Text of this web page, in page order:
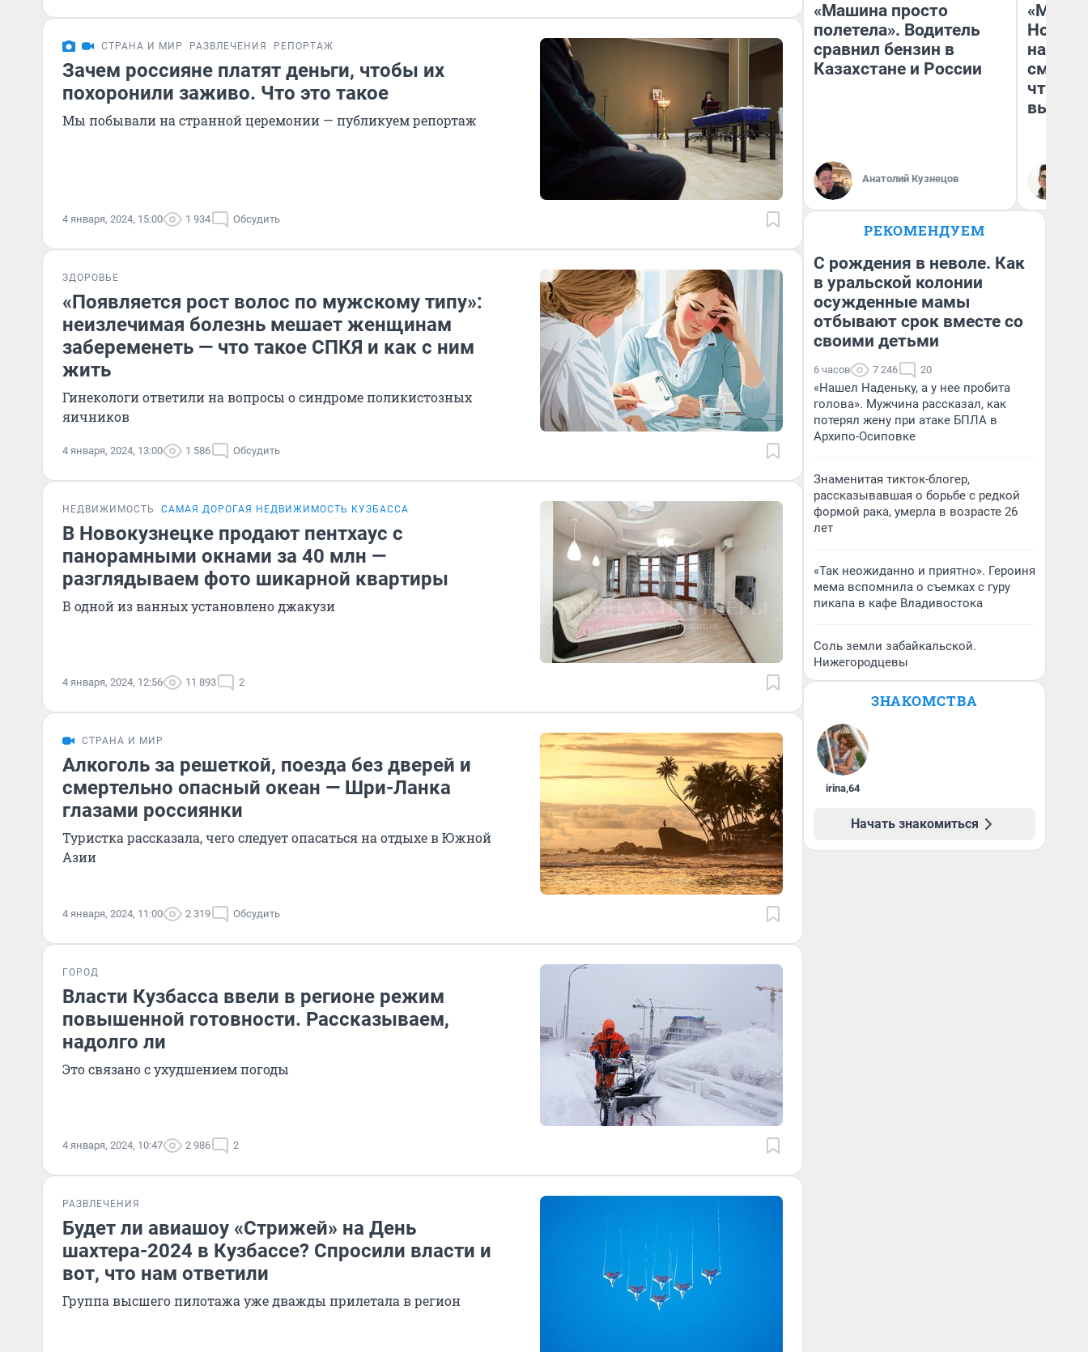
СТРАНА И МИР РАЗВЛЕЧЕНИЯ РЕПОРТАЖ
Зачем россияне платят деньги, чтобы их
похоронили заживо. Что это такое
Мы побывали на странной церемонии — публикуем репортаж
4 января, 2024, 15:00 1 934 Обсудить
ЗДОРОВЬЕ
«Появляется рост волос по мужскому типу»:
неизлечимая болезнь мешает женщинам
забеременеть — что такое СПКЯ и как с ним
жить
Гинекологи ответили на вопросы о синдроме поликистозных
яичников
4 января, 2024, 13:00 1 586 Обсудить
НЕДВИЖИМОСТЬ САМАЯ ДОРОГАЯ НЕДВИЖИМОСТЬ КУЗБАССА
В Новокузнецке продают пентхаус с
панорамными окнами за 40 млн —
разглядываем фото шикарной квартиры
В одной из ванных установлено джакузи
4 января, 2024, 12:56 11 893 2
СТРАНА И МИР
Алкоголь за решеткой, поезда без дверей и
смертельно опасный океан — Шри-Ланка
глазами россиянки
Туристка рассказала, чего следует опасаться на отдыхе в Южной
Азии
4 января, 2024, 11:00 2 319 Обсудить
ГОРОД
Власти Кузбасса ввели в регионе режим
повышенной готовности. Рассказываем,
надолго ли
Это связано с ухудшением погоды
4 января, 2024, 10:47 2 986 2
РАЗВЛЕЧЕНИЯ
Будет ли авиашоу «Стрижей» на День
шахтера-2024 в Кузбассе? Спросили власти и
вот, что нам ответили
Группа высшего пилотажа уже дважды прилетала в регион
«Машина просто
полетела». Водитель
сравнил бензин в
Казахстане и России
Анатолий Кузнецов
«Мы
чтобы
РЕКОМЕНДУЕМ
С рождения в неволе. Как
в уральской колонии
осужденные мамы
отбывают срок вместе со
своими детьми
6 часов 7 246 20
«Нашел Наденьку, а у нее пробита
голова». Мужчина рассказал, как
потерял жену при атаке БПЛА в
Архипо-Осиповке
Знаменитая тикток-блогер,
рассказывавшая о борьбе с редкой
формой рака, умерла в возрасте 26
лет
«Так неожиданно и приятно». Героиня
мема вспомнила о съемках с гуру
пикапа в кафе Владивостока
Соль земли забайкальской.
Нижегородцевы
ЗНАКОМСТВА
irina,64
Начать знакомиться